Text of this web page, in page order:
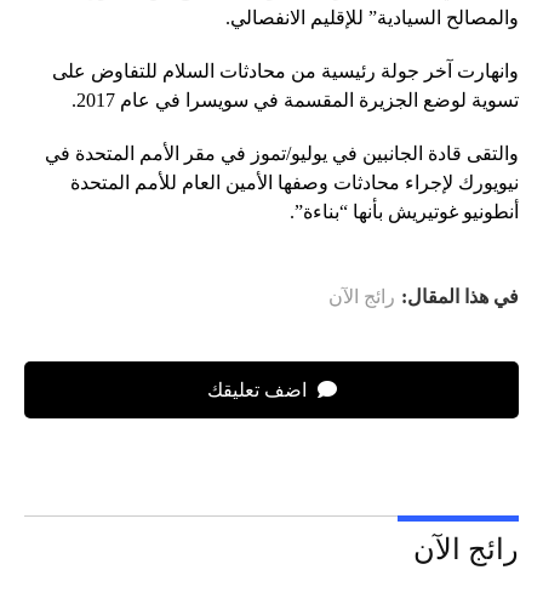
والمصالح السيادية” للإقليم الانفصالي.
وانهارت آخر جولة رئيسية من محادثات السلام للتفاوض على
تسوية لوضع الجزيرة المقسمة في سويسرا في عام 2017.
والتقى قادة الجانبين في يوليو/تموز في مقر الأمم المتحدة في
نيويورك لإجراء محادثات وصفها الأمين العام للأمم المتحدة
أنطونيو غوتيريش بأنها “بناءة”.
في هذا المقال: رائج الآن
اضف تعليقك
رائج الآن